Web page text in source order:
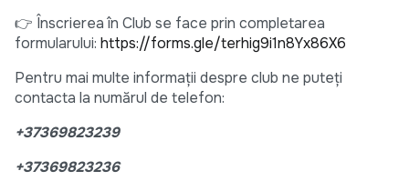
👉 Înscrierea în Club se face prin completarea
formularului: https://forms.gle/terhig9i1n8Yx86X6
Pentru mai multe informații despre club ne puteți
contacta la numărul de telefon:
+37369823239
+37369823236